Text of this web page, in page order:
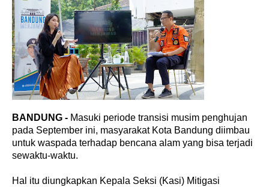
BANDUNG - Masuki periode transisi musim penghujan
pada September ini, masyarakat Kota Bandung diimbau
untuk waspada terhadap bencana alam yang bisa terjadi
sewaktu-waktu.
Hal itu diungkapkan Kepala Seksi (Kasi) Mitigasi